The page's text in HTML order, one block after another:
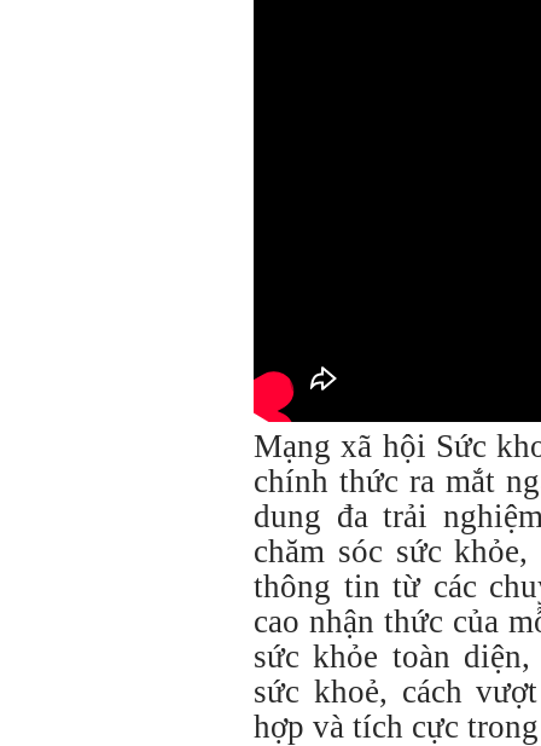
Mạng xã hội Sức
chính thức ra mắt
dung đa trải
chăm sóc sức
thông tin từ các
cao nhận thức của
sức khỏe toàn
sức khoẻ, cách
hợp và tích cực